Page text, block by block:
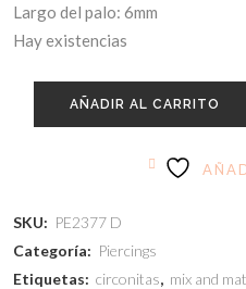
Largo del palo: 6mm
Hay existencias
AÑADIR AL CARRITO
SKU: PE2377 D
Categoría: Piercings
Etiquetas: circonitas, mix and